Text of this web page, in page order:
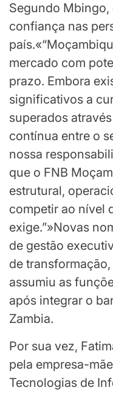
Segundo Mbingo,
confiança nas
mercado com
prazo. Embora
significativos a
superados
contínua entre o
nossa
que o FNB
estrutural,
competir ao nível
exige.”»Novas
de gestão
de
assumiu as
após integrar o
Zambia.
Por sua vez,
pela empresa-
Tecnologias de